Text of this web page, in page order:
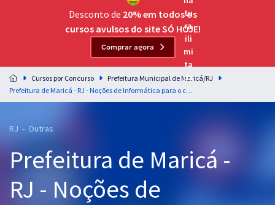
Acesso ilimitado a toda preparação para o Exame da
Residências Multiprofissionais
Preparação completa e intensiva para as principais
residências em saúde do Brasil
Cursos 20% OFF
Pós
Desconto de 20% em todos os
cursos avulsos do site SÓ HOJE!
Comprar agora
Cursos por Concurso
Prefeitura Municipal de Maricá/RJ
Prefeitura de Maricá - RJ - Noções de Informática para o cargo de Agente Municipal de Trânsito
RJ - Outras
Prefeitura de Maricá -
RJ - Noções de